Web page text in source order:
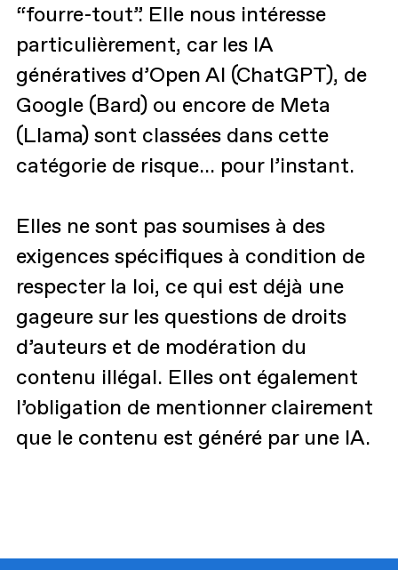
“fourre-tout”. Elle nous intéresse
particulièrement, car les IA
génératives d’Open AI (ChatGPT), de
Google (Bard) ou encore de Meta
(Llama) sont classées dans cette
catégorie de risque... pour l’instant.
Elles ne sont pas soumises à des
exigences spécifiques à condition de
respecter la loi, ce qui est déjà une
gageure sur les questions de droits
d’auteurs et de modération du
contenu illégal. Elles ont également
l’obligation de mentionner clairement
que le contenu est généré par une IA.